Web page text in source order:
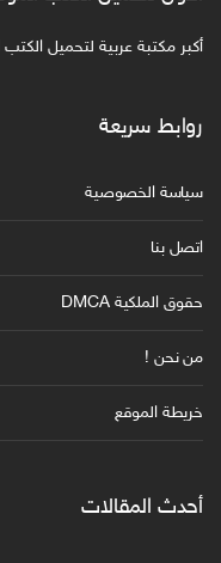
أكبر مكتبة عربية لتحميل الكتب
روابط سريعة
سياسة الخصوصية
اتصل بنا
حقوق الملكية DMCA
من نحن !
خريطة الموقع
أحدث المقالات